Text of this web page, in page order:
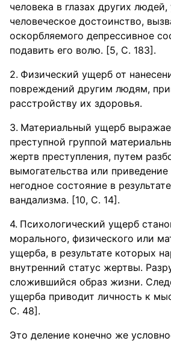
человека в глазах других людей,
человеческое достоинство,
оскорбляемого депрессивное
подавить его волю. [5, С. 183].
Физический ущерб от
повреждений другим людям,
расстройству их здоровья.
Материальный ущерб
преступной группой
жертв преступления, путем
вымогательства или
негодное состояние в
вандализма. [10, С. 14].
Психологический ущерб
морального, физического или
ущерба, в результате которых
внутренний статус жертвы.
сложившийся образ жизни.
ущерба приводит личность к
С. 48].
Это деление конечно же